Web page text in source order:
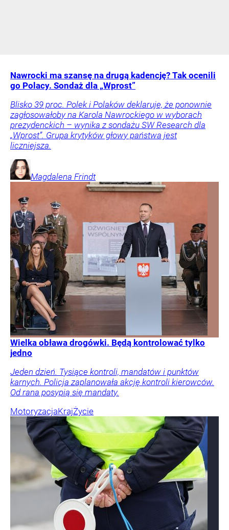
Nawrocki ma szansę na drugą kadencję? Tak ocenili
go Polacy. Sondaż dla „Wprost”
Blisko 39 proc. Polek i Polaków deklaruje, że ponownie
zagłosowałoby na Karola Nawrockiego w wyborach
prezydenckich – wynika z sondażu SW Research dla
„Wprost”. Grupa krytyków głowy państwa jest
liczniejsza.
Magdalena Frindt
Wielka obława drogówki. Będą kontrolować tylko
jedno
Jeden dzień. Tysiące kontroli, mandatów i punktów
karnych. Policja zaplanowała akcję kontroli kierowców.
Od rana posypią się mandaty.
MotoryzacjaKrajŻycie